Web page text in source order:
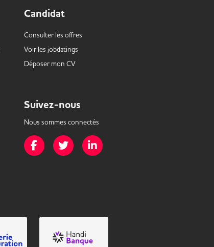
Candidat
Consulter les offres
Voir les jobdatings
Déposer mon CV
Suivez-nous
Nous sommes connectés
Page Facebook de Mission Handicap
Page Twitter de Mission Handicap